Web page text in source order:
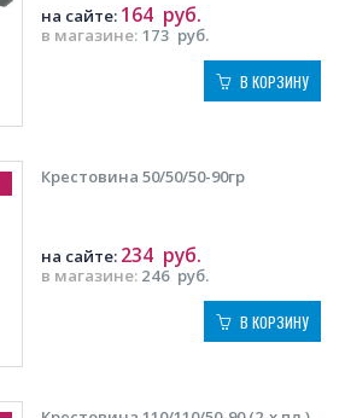
в магазине: 173 руб.
на сайте: 164 руб.
В КОРЗИНУ
Крестовина 50/50/50-90гр
в магазине: 246 руб.
на сайте: 234 руб.
В КОРЗИНУ